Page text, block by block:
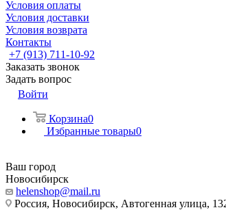
Условия оплаты
Условия доставки
Условия возврата
Контакты
+7 (913) 711-10-92
Заказать звонок
Задать вопрос
Войти
Корзина0
Избранные товары0
Ваш город
Новосибирск
helenshop@mail.ru
Россия, Новосибирск, Автогенная улица,